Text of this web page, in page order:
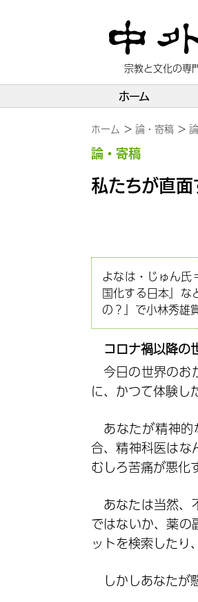
宗教と文化の
ホーム
ホーム 論・寄稿 論
論・寄稿
私たちが直
よなは・じゅん
国化する日本』な
の？』で小林秀雄
コロナ禍以降の
今日の世界のお
に、かつて体験し
あなたが精神
合、精神科医はな
むしろ苦痛が悪化
あなたは当然、
ではないか、薬の
ットを検索したり
しかしあなたが